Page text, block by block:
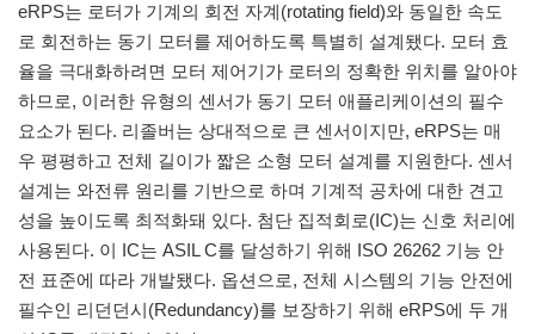
eRPS는 로터가 기계의 회전 자계(rotating field)와 동일한 속도
로 회전하는 동기 모터를 제어하도록 특별히 설계됐다. 모터 효
율을 극대화하려면 모터 제어기가 로터의 정확한 위치를 알아야
하므로, 이러한 유형의 센서가 동기 모터 애플리케이션의 필수
요소가 된다. 리졸버는 상대적으로 큰 센서이지만, eRPS는 매
우 평평하고 전체 길이가 짧은 소형 모터 설계를 지원한다. 센서
설계는 와전류 원리를 기반으로 하며 기계적 공차에 대한 견고
성을 높이도록 최적화돼 있다. 첨단 집적회로(IC)는 신호 처리에
사용된다. 이 IC는 ASIL C를 달성하기 위해 ISO 26262 기능 안
전 표준에 따라 개발됐다. 옵션으로, 전체 시스템의 기능 안전에
필수인 리던던시(Redundancy)를 보장하기 위해 eRPS에 두 개